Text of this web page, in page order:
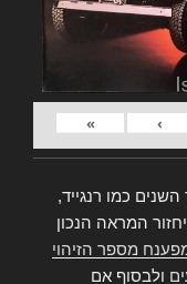
›
»
כמו רנגייד,
המראה הנכון
מספר הזיהוי
ולבסוף אם